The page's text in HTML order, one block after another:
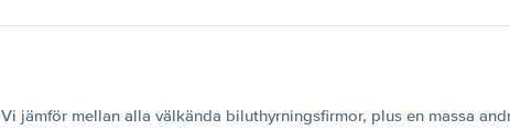
Vi jämför mellan alla välkända biluthyrningsfirmor, plus en massa